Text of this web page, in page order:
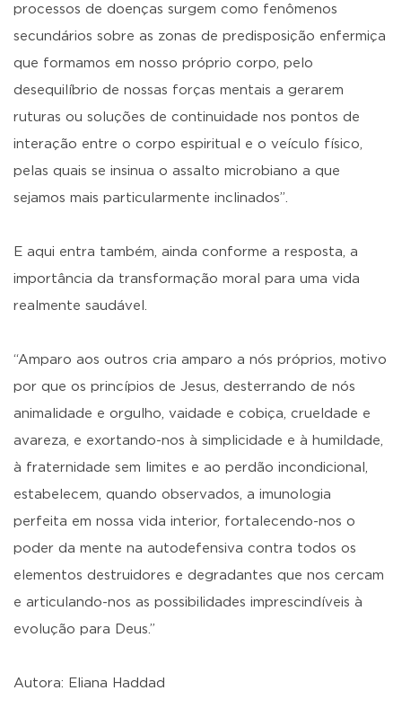
processos de doenças surgem como fenômenos
secundários sobre as zonas de predisposição enfermiça
que formamos em nosso próprio corpo, pelo
desequilíbrio de nossas forças mentais a gerarem
ruturas ou soluções de continuidade nos pontos de
interação entre o corpo espiritual e o veículo físico,
pelas quais se insinua o assalto microbiano a que
sejamos mais particularmente inclinados”.
E aqui entra também, ainda conforme a resposta, a
importância da transformação moral para uma vida
realmente saudável.
“Amparo aos outros cria amparo a nós próprios, motivo
por que os princípios de Jesus, desterrando de nós
animalidade e orgulho, vaidade e cobiça, crueldade e
avareza, e exortando-nos à simplicidade e à humildade,
à fraternidade sem limites e ao perdão incondicional,
estabelecem, quando observados, a imunologia
perfeita em nossa vida interior, fortalecendo-nos o
poder da mente na autodefensiva contra todos os
elementos destruidores e degradantes que nos cercam
e articulando-nos as possibilidades imprescindíveis à
evolução para Deus.”
Autora: Eliana Haddad